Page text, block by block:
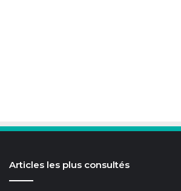
Articles les plus consultés